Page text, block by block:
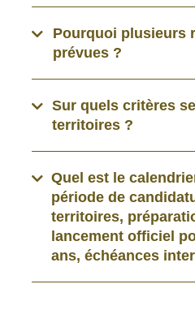
Pourquoi plusieurs
prévues ?
Sur quels critères
territoires ?
Quel est le
période de
territoires,
lancement officiel
ans, échéances